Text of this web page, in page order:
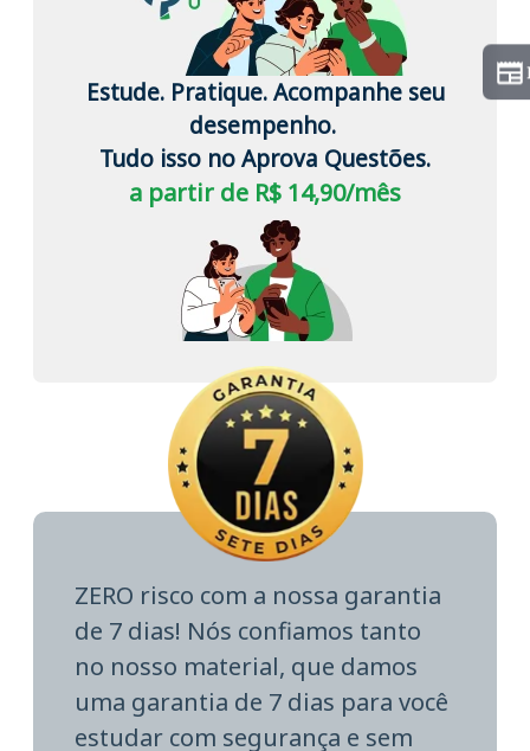
Estude. Pratique. Acompanhe seu
desempenho.
Tudo isso no Aprova Questões.
a partir de R$ 14,90/mês
ZERO risco com a nossa garantia
de 7 dias! Nós confiamos tanto
no nosso material, que damos
uma garantia de 7 dias para você
estudar com segurança e sem